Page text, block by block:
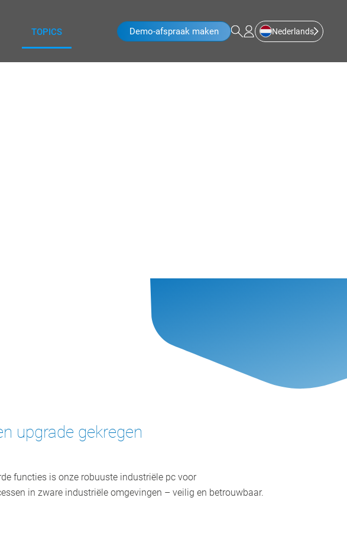
TOPICS Demo-afspraak maken Nederlands
upgrade gekregen
functies is onze robuuste industriële pc voor
in zware industriële omgevingen – veilig en betrouwbaar.
Industriële pc met touchscreen
en hydrogevormde